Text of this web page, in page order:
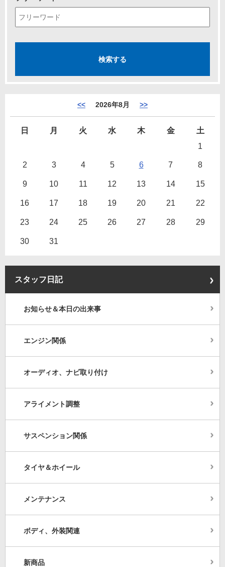
<< 2026年8月 >>
日 月 火 水 木 金
土
1
2 3 4 5 6 7 8
9 10 11 12 13 14 15
16 17 18 19 20 21 22
23 24 25 26 27 28 29
30 31
スタッフ日記
お知らせ＆本日の出来事
エンジン関係
オーディオ、ナビ取り付け
アライメント調整
サスペンション関係
タイヤ＆ホイール
メンテナンス
ボディ、外装関連
新商品